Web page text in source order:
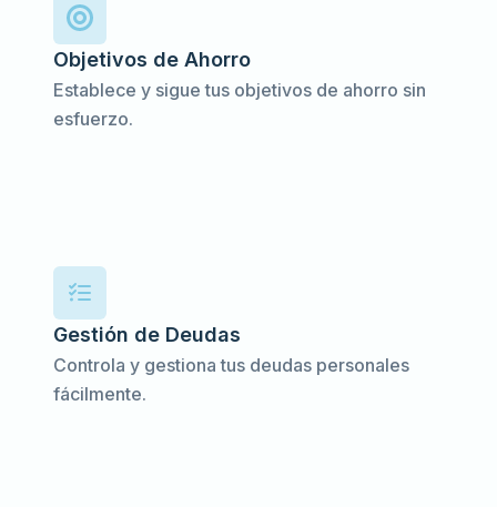
Objetivos de Ahorro
Establece y sigue tus objetivos de ahorro sin
esfuerzo.
Gestión de Deudas
Controla y gestiona tus deudas personales
fácilmente.